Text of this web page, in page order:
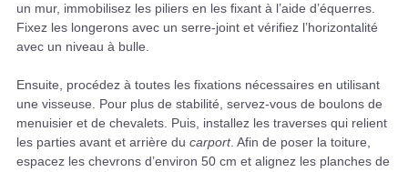
un mur, immobilisez les piliers en les fixant à l’aide d’équerres.
Fixez les longerons avec un serre-joint et vérifiez l’horizontalité
avec un niveau à bulle.
Ensuite, procédez à toutes les fixations nécessaires en utilisant
une visseuse. Pour plus de stabilité, servez-vous de boulons de
menuisier et de chevalets. Puis, installez les traverses qui relient
les parties avant et arrière du carport. Afin de poser la toiture,
espacez les chevrons d’environ 50 cm et alignez les planches de